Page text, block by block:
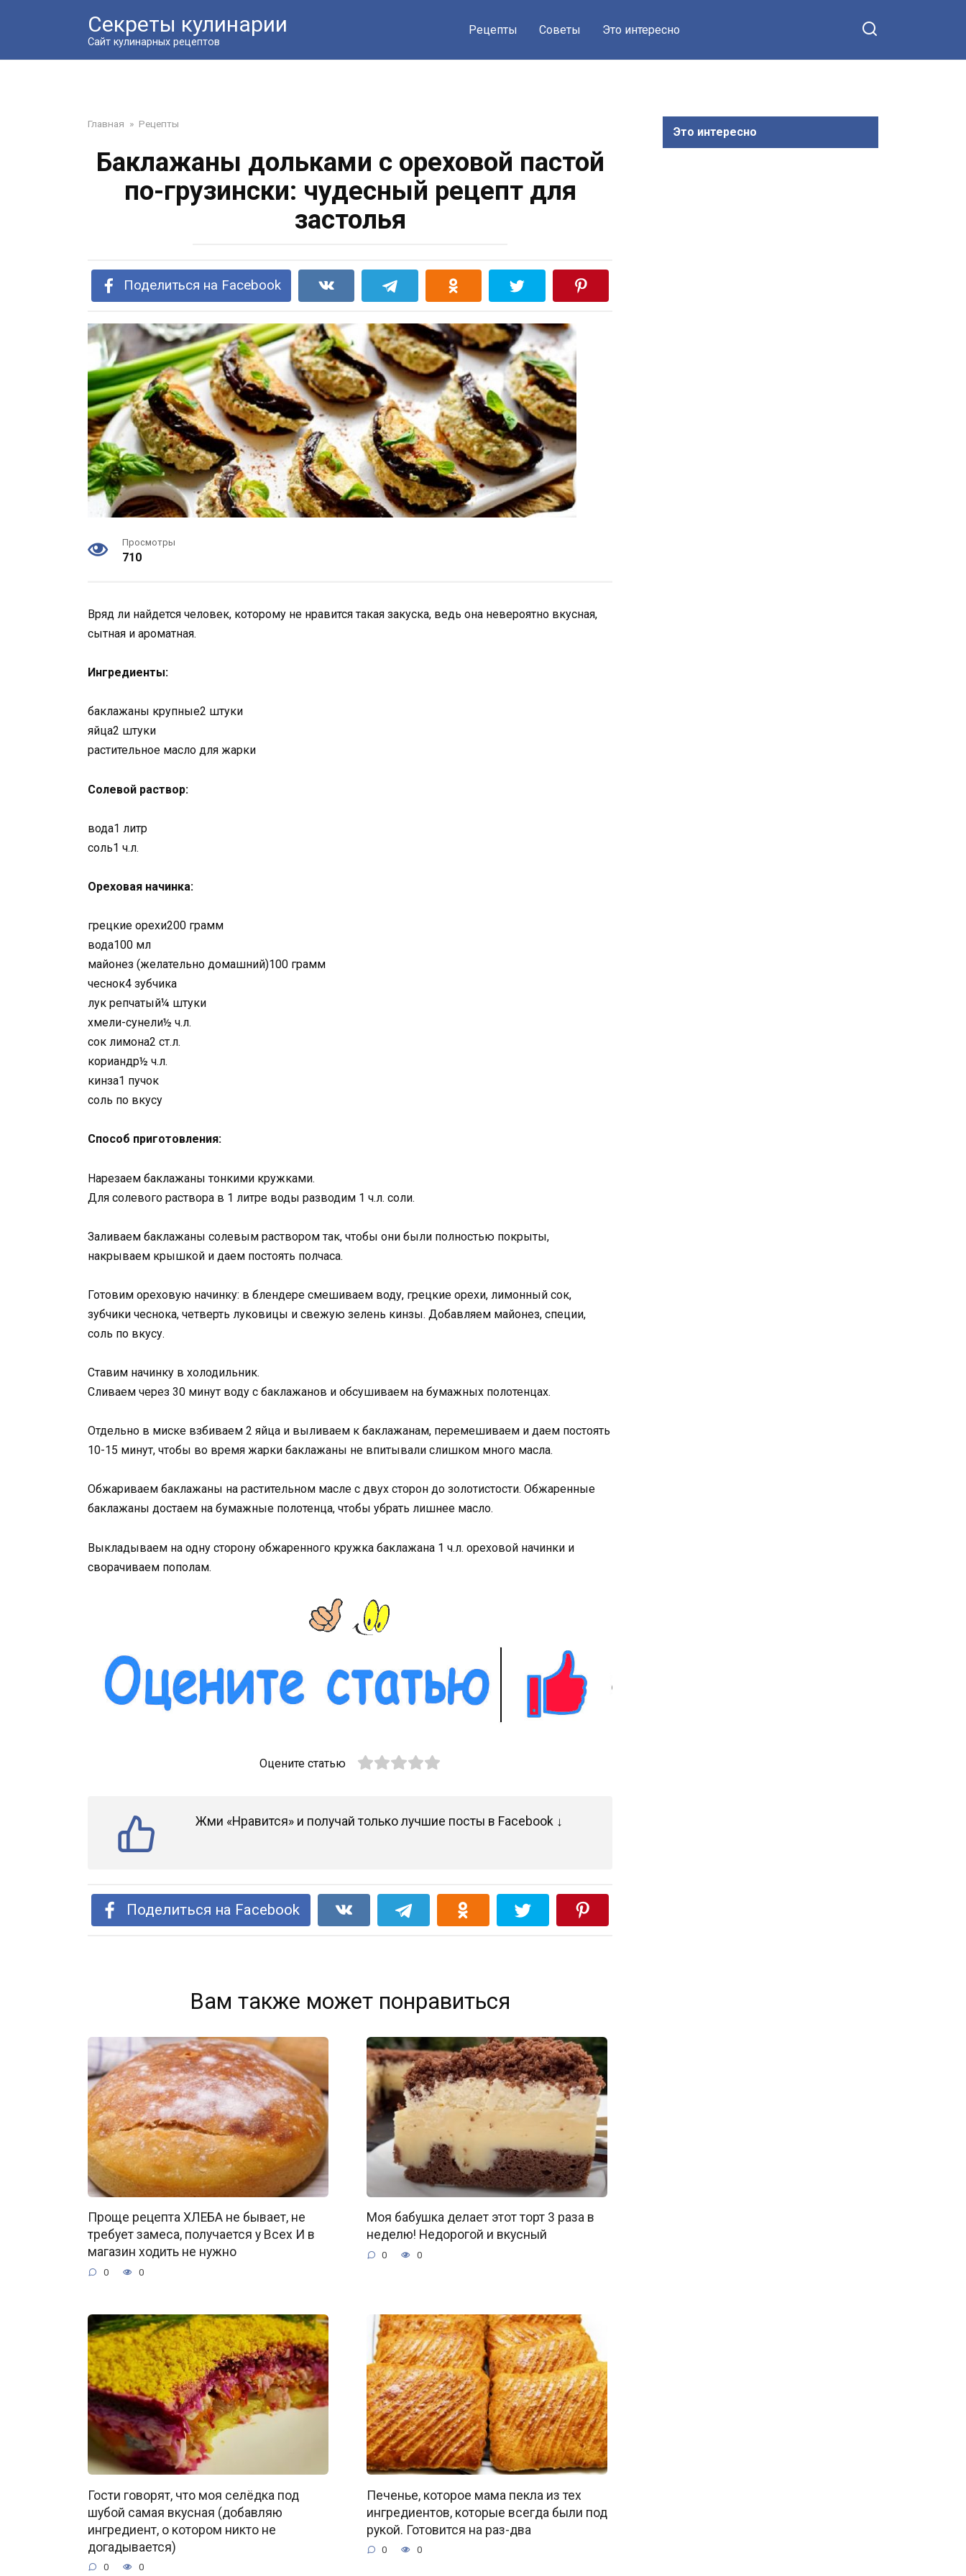
Секреты кулинарии
Сайт кулинарных рецептов
Рецепты Советы Это интересно
Главная » Рецепты
Баклажаны дольками с ореховой пастой
по-грузински: чудесный рецепт для
застолья
Поделиться на Facebook
Просмотры
710
Вряд ли найдется человек, которому не нравится такая закуска, ведь она невероятно вкусная,
сытная и ароматная.
Ингредиенты:
баклажаны крупные2 штуки
яйца2 штуки
растительное масло для жарки
Солевой раствор:
вода1 литр
соль1 ч.л.
Ореховая начинка:
грецкие орехи200 грамм
вода100 мл
майонез (желательно домашний)100 грамм
чеснок4 зубчика
лук репчатый¼ штуки
хмели-сунели½ ч.л.
сок лимона2 ст.л.
кориандр½ ч.л.
кинза1 пучок
соль по вкусу
Способ приготовления:
Нарезаем баклажаны тонкими кружками.
Для солевого раствора в 1 литре воды разводим 1 ч.л. соли.
Заливаем баклажаны солевым раствором так, чтобы они были полностью покрыты,
накрываем крышкой и даем постоять полчаса.
Готовим ореховую начинку: в блендере смешиваем воду, грецкие орехи, лимонный сок,
зубчики чеснока, четверть луковицы и свежую зелень кинзы. Добавляем майонез, специи,
соль по вкусу.
Ставим начинку в холодильник.
Сливаем через 30 минут воду с баклажанов и обсушиваем на бумажных полотенцах.
Отдельно в миске взбиваем 2 яйца и выливаем к баклажанам, перемешиваем и даем постоять
10-15 минут, чтобы во время жарки баклажаны не впитывали слишком много масла.
Обжариваем баклажаны на растительном масле с двух сторон до золотистости. Обжаренные
баклажаны достаем на бумажные полотенца, чтобы убрать лишнее масло.
Выкладываем на одну сторону обжаренного кружка баклажана 1 ч.л. ореховой начинки и
сворачиваем пополам.
Оцените статью
Жми «Нравится» и получай только лучшие посты в Facebook ↓
Поделиться на Facebook
Вам также может понравиться
Проще рецепта ХЛЕБА не бывает, не
требует замеса, получается у Всех И в
магазин ходить не нужно
0 0
Моя бабушка делает этот торт 3 раза в
неделю! Недорогой и вкусный
0 0
Гости говорят, что моя селёдка под
шубой самая вкусная (добавляю
ингредиент, о котором никто не
догадывается)
0 0
Печенье, которое мама пекла из тех
ингредиентов, которые всегда были под
рукой. Готовится на раз-два
0 0
Это интересно